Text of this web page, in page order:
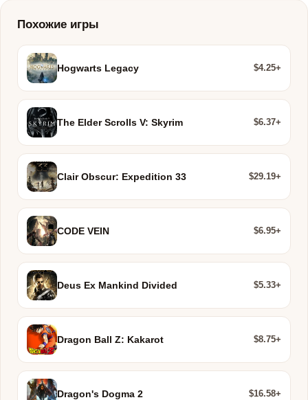
Похожие игры
Hogwarts Legacy $4.25+
The Elder Scrolls V: Skyrim $6.37+
Clair Obscur: Expedition 33 $29.19+
CODE VEIN $6.95+
Deus Ex Mankind Divided $5.33+
Dragon Ball Z: Kakarot $8.75+
Dragon's Dogma 2 $16.58+